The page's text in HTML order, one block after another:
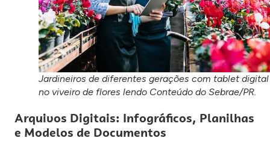
Jardineiros de diferentes gerações com tablet digital
no viveiro de flores lendo Conteúdo do Sebrae/PR.
Arquivos Digitais: Infográficos, Planilhas
e Modelos de Documentos